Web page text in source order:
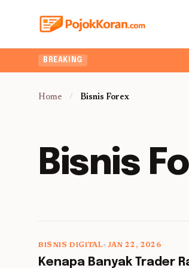
BREAKING
Home / Bisnis Forex
Bisnis
BISNIS DIGITAL• JAN 22, 2026
Kenapa Banyak Trader